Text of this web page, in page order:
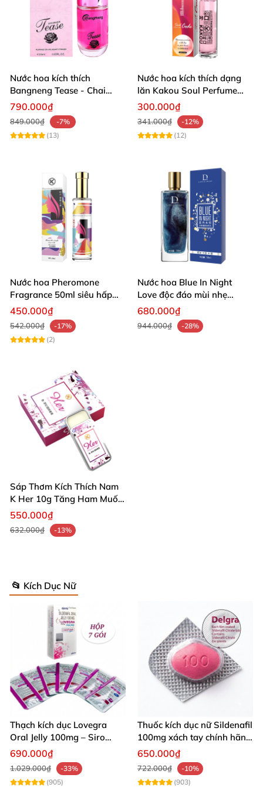
Nước hoa kích thích
Bangneng Tease - Chai
25ml
790.000₫
849.000₫
-7%
(13)
Nước hoa kích thích dạng
lăn Kakou Soul Perfume
Code - Chai 10ml
300.000₫
341.000₫
-12%
(12)
Nước hoa Pheromone
Fragrance 50ml siêu hấp
dẫn kích thích tình yêu
450.000₫
542.000₫
-17%
(2)
Nước hoa Blue In Night
Love độc đáo mùi nhẹ
quyến rũ nữ
680.000₫
944.000₫ -28%
Sáp Thơm Kích Thích Nam
K Her 10g Tăng Ham Muốn
Quý Ông
550.000₫
632.000₫ -13%
📂 Kích Dục Nữ
Thạch kích dục Lovegra
Oral Jelly 100mg – Siro
Tăng Ham Muốn Kích Thích
690.000₫
1.029.000₫
-33%
(905)
Thuốc kích dục nữ Sildenafil
100mg xách tay chính hãng
độc quyền
650.000₫
722.000₫
-10%
(903)